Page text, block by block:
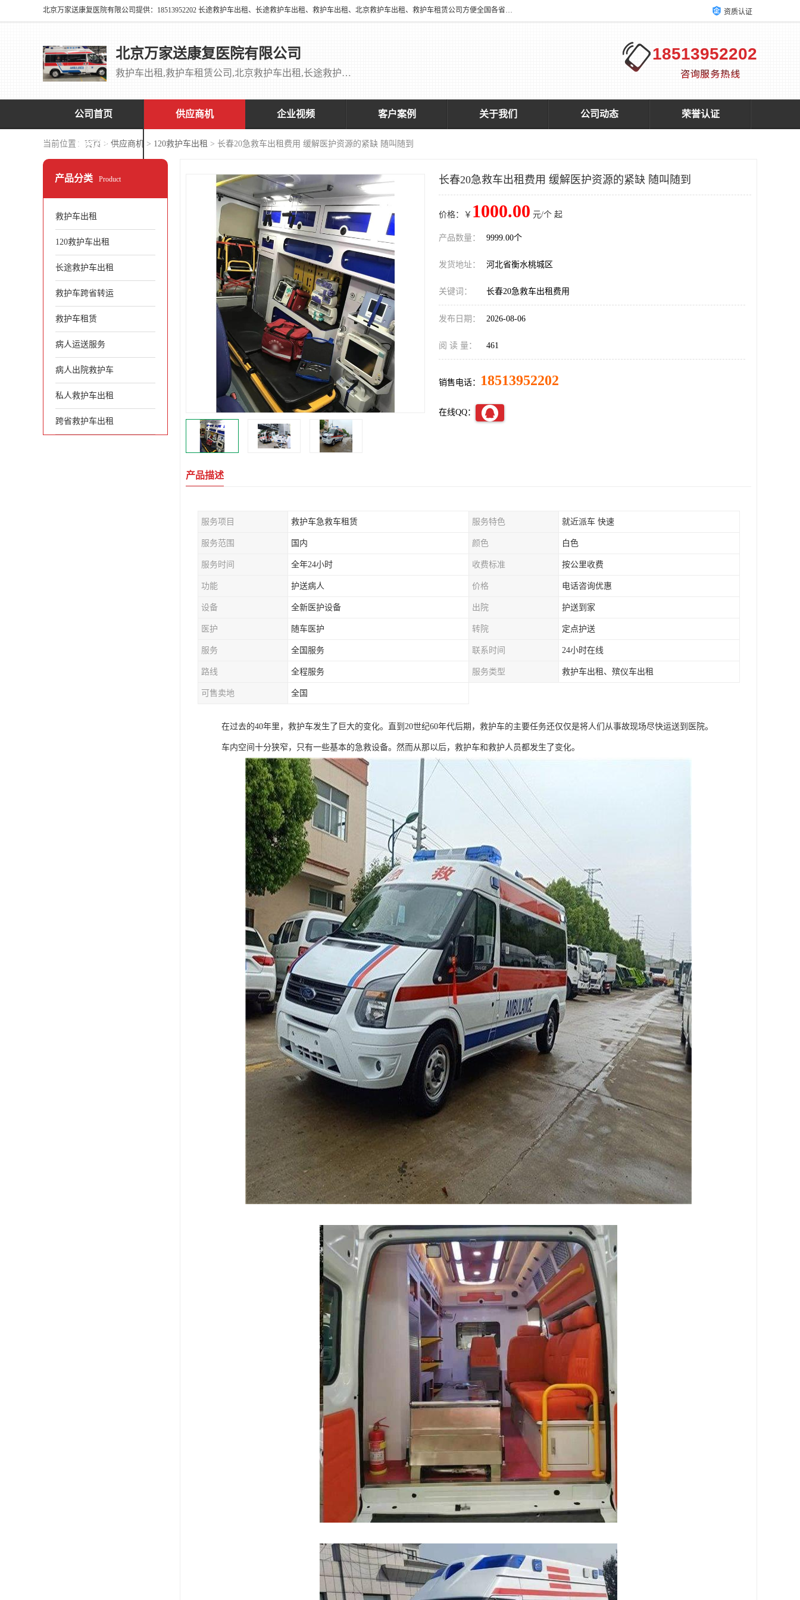
北京万家送康复医院有限公司提供：18513952202 长途救护车出租、长途救护车出租、救护车出租、北京救护车出租、救护车租赁公司方便全国各省市各类患者长途救护车转诊等需求，医帮扶医疗服务有限公司配备多辆福特成人长途监护型救护车，专用监护型儿童及新生儿救护车。 资质认证
北京万家送康复医院有限公司
救护车出租,救护车租赁公司,北京救护车出租,长途救护车出租,长途120救护车出租,120救护车出租长途救护车出租 刘主任：18513952202
18513952202
公司首页 供应商机 企业视频 客户案例 关于我们 公司动态 荣誉认证
联系方式
当前位置： 首页 > 供应商机 > 120救护车出租 > 长春20急救车出租费用 缓解医护资源的紧缺 随叫随到
产品分类 Product
救护车出租
120救护车出租
长途救护车出租
救护车跨省转运
救护车租赁
病人运送服务
病人出院救护车
私人救护车出租
跨省救护车出租
长春20急救车出租费用 缓解医护资源的紧缺 随叫随到
价格：￥ 1000.00 元/个 起
产品数量： 9999.00个
发货地址： 河北省衡水桃城区
关键词： 长春20急救车出租费用
发布日期： 2026-08-06
阅 读 量： 461
销售电话： 18513952202
在线QQ：
产品描述
服务项目 救护车急救车租赁 服务特色 就近派车 快速
服务范围 国内 颜色 白色
服务时间 全年24小时 收费标准 按公里收费
功能 护送病人 价格 电话咨询优惠
设备 全新医护设备 出院 护送到家
医护 随车医护 转院 定点护送
服务 全国服务 联系时间 24小时在线
路线 全程服务 服务类型 救护车出租、殡仪车出租
可售卖地 全国
在过去的40年里，救护车发生了巨大的变化。直到20世纪60年代后期，救护车的主要任务还仅仅是将人们从事故现场尽快运送到医院。
车内空间十分狭窄，只有一些基本的急救设备。然而从那以后，救护车和救护人员都发生了变化。